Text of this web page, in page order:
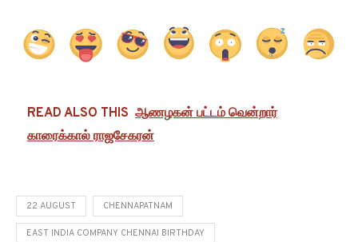
READ ALSO THIS ஆணழகன் பட்டம் வென்றார்
காரைக்கால் ராஜசேகரன்
22 AUGUST CHENNAPATNAM
EAST INDIA COMPANY CHENNAI BIRTHDAY